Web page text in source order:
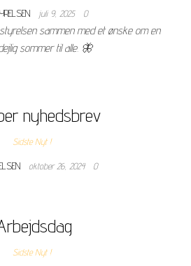
juli 9, 2025 0
sammen med et ønske om en
sommer til alle. 🦋
nyhedsbrev
Sidste Nyt !
oktober 26, 2024 0
Sidste Nyt !